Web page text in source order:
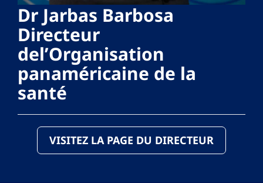
Dr Jarbas Barbosa
Directeur
del’Organisation
panaméricaine de la
santé
VISITEZ LA PAGE DU DIRECTEUR